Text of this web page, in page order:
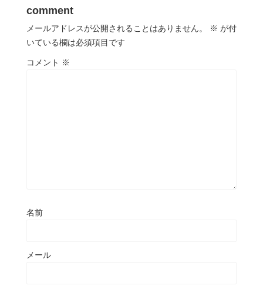
comment
メールアドレスが公開されることはありません。 ※ が付
いている欄は必須項目です
コメント ※
名前
メール